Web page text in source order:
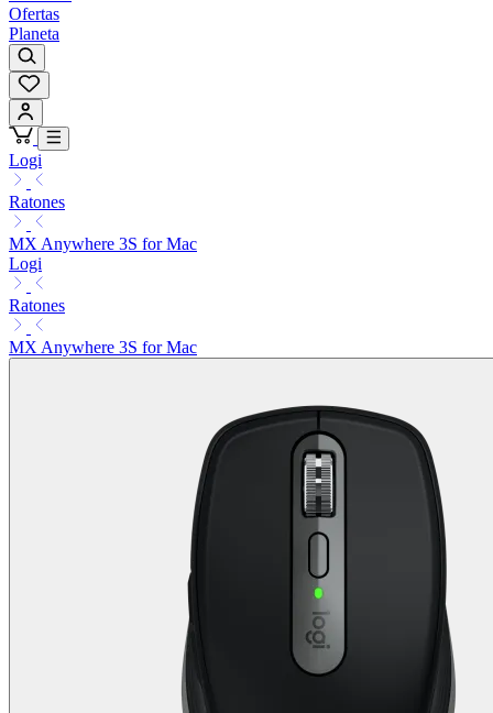
Ofertas
Planeta
Logi
Ratones
MX Anywhere 3S for Mac
Logi
Ratones
MX Anywhere 3S for Mac